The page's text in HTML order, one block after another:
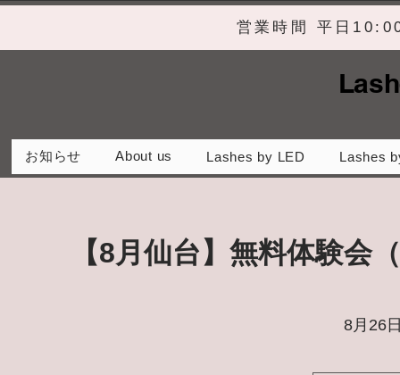
営業時間 平日
お知らせ About us Lashes by LED Lashes
【8月仙台】無料体験会
8月26